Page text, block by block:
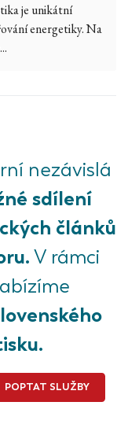
je unikátní
energetiky. Na
nezávislá
sdílení
článků
V rámci
POPTAT SLUŽBY